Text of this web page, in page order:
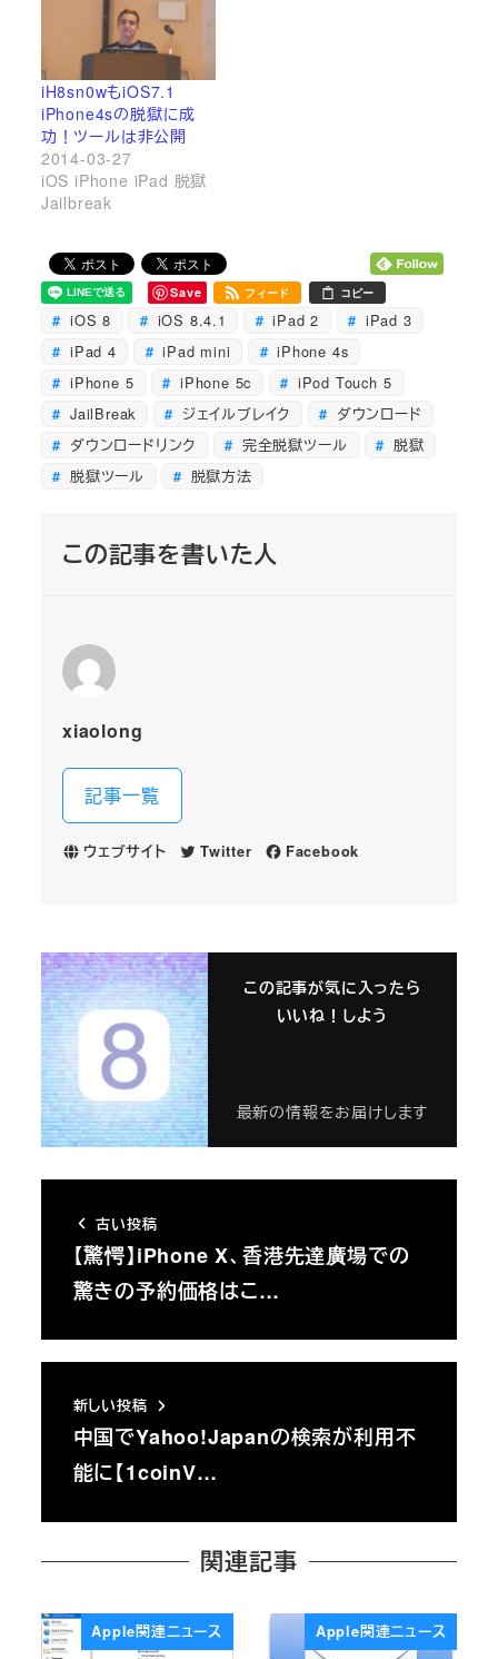
iH8sn0wもiOS7.1
iPhone4sの脱獄に成
功！ツールは非公開
2014-03-27
iOS iPhone iPad 脱獄
Jailbreak
Save フィード コピー
iOS 8 iOS 8.4.1 iPad 2
iPad 3
iPad 4
iPad mini
iPhone 4s
iPhone 5
iPhone 5c
iPod Touch 5
JailBreak
ジェイルブレイク
ダウンロード
ダウンロードリンク
完全脱獄ツール
脱獄
脱獄ツール
脱獄方法
この記事を書いた人
xiaolong
記事一覧
ウェブサイト Twitter Facebook
この記事が気に入ったら
いいね！しよう
最新の情報をお届けします
古い投稿
【驚愕】iPhone X、香港先達廣場での
驚きの予約価格はこ…
新しい投稿
中国でYahoo!Japanの検索が利用不
能に【1coinV…
関連記事
Apple関連ニュース Apple関連ニュース